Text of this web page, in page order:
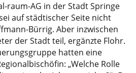
raum-AG in der Stadt Springe
auf städtischer Seite nicht
Bürrig. Aber inzwischen
der Stadt teil, ergänzte Flohr.
hatten eine
„Welche Rolle